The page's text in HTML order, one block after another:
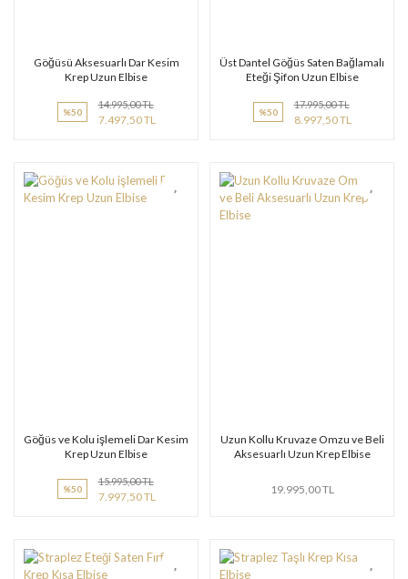
Göğüsü Aksesuarlı Dar Kesim
Krep Uzun Elbise
%50
14.995,00 TL
7.497,50 TL
Üst Dantel Göğüs Saten Bağlamalı
Eteği Şifon Uzun Elbise
%50
17.995,00 TL
8.997,50 TL
Göğüs ve Kolu işlemeli Dar Kesim
Krep Uzun Elbise
%50
15.995,00 TL
7.997,50 TL
Uzun Kollu Kruvaze Omzu ve Beli
Aksesuarlı Uzun Krep Elbise
19.995,00 TL